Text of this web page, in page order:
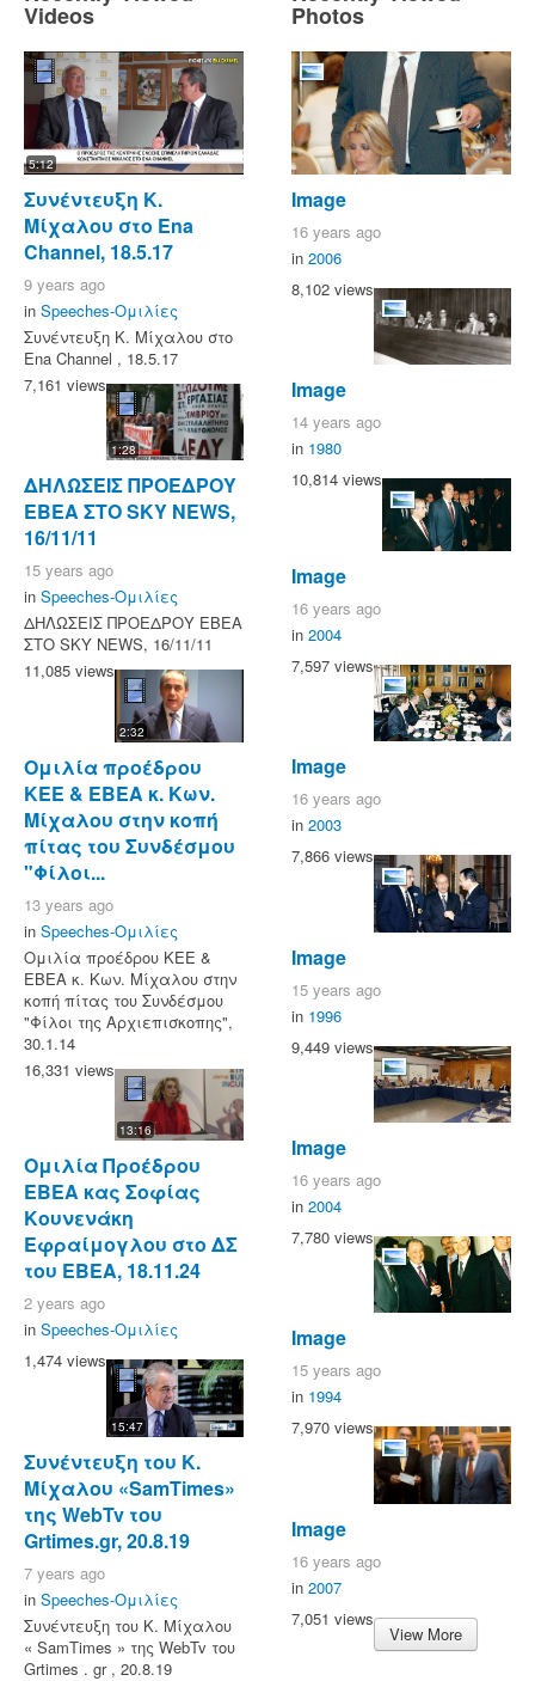
Videos
5:12
Συνέντευξη Κ.
Μίχαλου στο Ena
Channel, 18.5.17
9 years ago
in Speeches-Ομιλίες
Συνέντευξη Κ. Μίχαλου στο
Ena Channel , 18.5.17
7,161 views
1:28
ΔΗΛΩΣΕΙΣ ΠΡΟΕΔΡΟΥ
ΕΒΕΑ ΣΤΟ SKY NEWS,
16/11/11
15 years ago
in Speeches-Ομιλίες
ΔΗΛΩΣΕΙΣ ΠΡΟΕΔΡΟΥ ΕΒΕΑ
ΣΤΟ SKY NEWS, 16/11/11
11,085 views
2:32
Ομιλία προέδρου
ΚΕΕ & ΕΒΕΑ κ. Κων.
Μίχαλου στην κοπή
πίτας του Συνδέσμου
"Φίλοι...
13 years ago
in Speeches-Ομιλίες
Ομιλία προέδρου ΚΕΕ &
ΕΒΕΑ κ. Κων. Μίχαλου στην
κοπή πίτας του Συνδέσμου
"Φίλοι της Αρχιεπισκοπης",
30.1.14
16,331 views
13:16
Ομιλία Προέδρου
ΕΒΕΑ κας Σοφίας
Κουνενάκη
Εφραίμογλου στο ΔΣ
του ΕΒΕΑ, 18.11.24
2 years ago
in Speeches-Ομιλίες
1,474 views
15:47
Συνέντευξη του Κ.
Μίχαλου «SamTimes»
της WebTv του
Grtimes.gr, 20.8.19
7 years ago
in Speeches-Ομιλίες
Συνέντευξη του Κ. Μίχαλου
« SamTimes » της WebTv του
Grtimes . gr , 20.8.19
Photos
Image
16 years ago
in 2006
8,102 views
Image
14 years ago
in 1980
10,814 views
Image
16 years ago
in 2004
7,597 views
Image
16 years ago
in 2003
7,866 views
Image
15 years ago
in 1996
9,449 views
Image
16 years ago
in 2004
7,780 views
Image
15 years ago
in 1994
7,970 views
Image
16 years ago
in 2007
7,051 views
View More